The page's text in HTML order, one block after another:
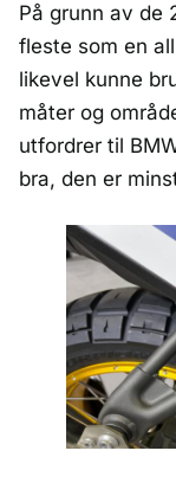
På grunn av de
fleste som en
likevel kunne
måter og
utfordrer til
bra, den er